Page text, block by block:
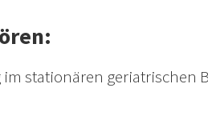
stationären geriatrischen